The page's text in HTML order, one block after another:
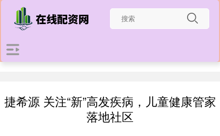
捷希源 关注“新”高发疾病，儿童健康管家
落地社区